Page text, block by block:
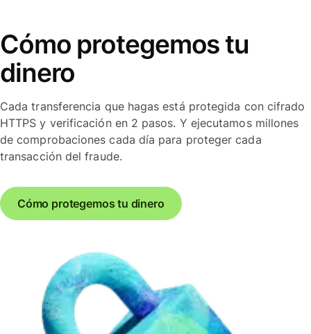
Cómo protegemos tu
dinero
Cada transferencia que hagas está protegida con cifrado
HTTPS y verificación en 2 pasos. Y ejecutamos millones
de comprobaciones cada día para proteger cada
transacción del fraude.
Cómo protegemos tu dinero